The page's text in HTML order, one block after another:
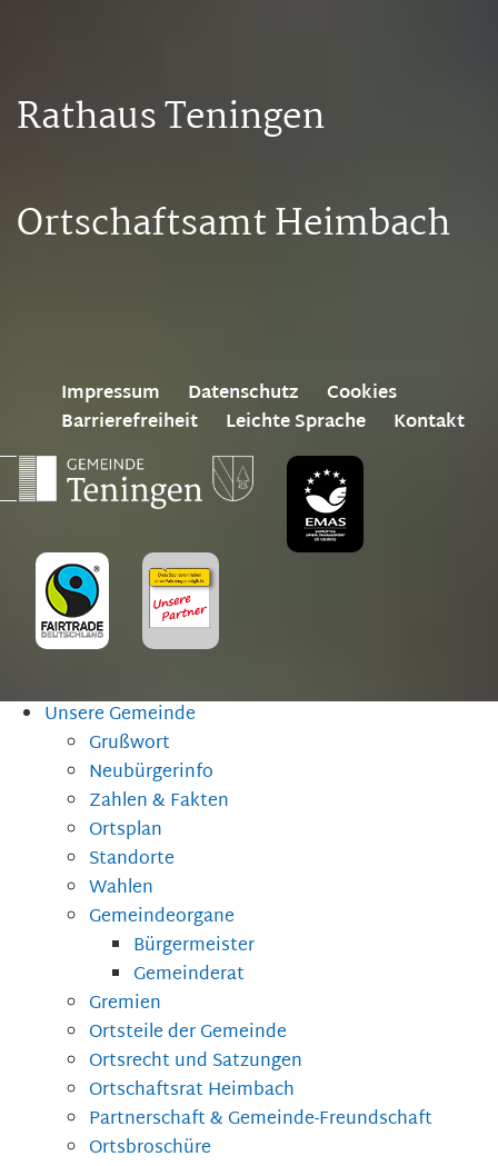
Rathaus Teningen
Ortschaftsamt Heimbach
Impressum Datenschutz
Cookies
Barrierefreiheit
Leichte Sprache Kontakt
Unsere Gemeinde
Grußwort
Neubürgerinfo
Zahlen & Fakten
Ortsplan
Standorte
Wahlen
Gemeindeorgane
Bürgermeister
Gemeinderat
Gremien
Ortsteile der Gemeinde
Ortsrecht und Satzungen
Ortschaftsrat Heimbach
Partnerschaft & Gemeinde-Freundschaft
Ortsbroschüre